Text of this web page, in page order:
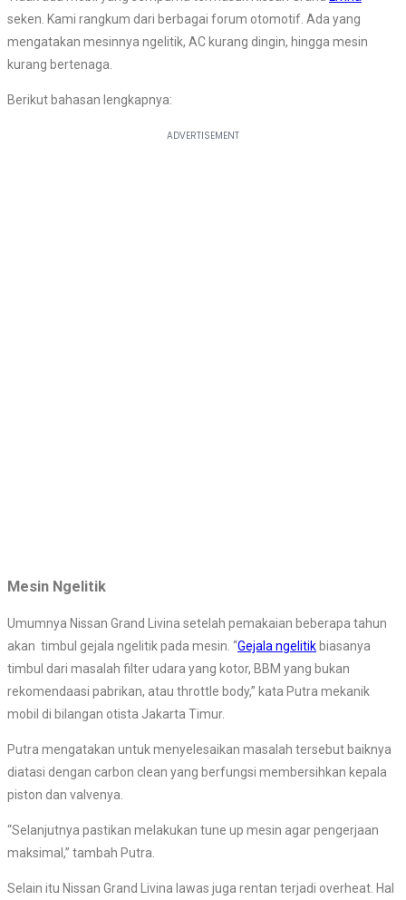
seken. Kami rangkum dari berbagai forum otomotif. Ada yang
mengatakan mesinnya ngelitik, AC kurang dingin, hingga mesin
kurang bertenaga.
Berikut bahasan lengkapnya:
Mesin Ngelitik
Umumnya Nissan Grand Livina setelah pemakaian beberapa tahun
akan timbul gejala ngelitik pada mesin. “Gejala ngelitik biasanya
timbul dari masalah filter udara yang kotor, BBM yang bukan
rekomendaasi pabrikan, atau throttle body,” kata Putra mekanik
mobil di bilangan otista Jakarta Timur.
Putra mengatakan untuk menyelesaikan masalah tersebut baiknya
diatasi dengan carbon clean yang berfungsi membersihkan kepala
piston dan valvenya.
“Selanjutnya pastikan melakukan tune up mesin agar pengerjaan
maksimal,” tambah Putra.
Selain itu Nissan Grand Livina lawas juga rentan terjadi overheat. Hal